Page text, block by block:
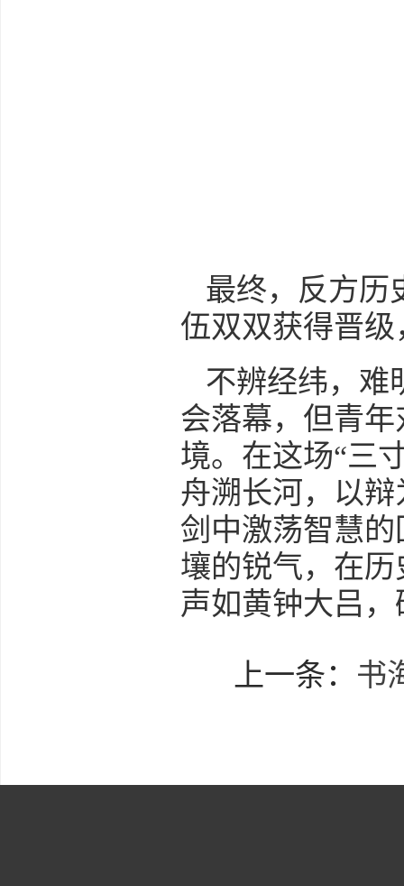
最终，反方历
伍双双获得晋
不辨经纬，难
会落幕，但青
境。在这场“三
舟溯长河，以
剑中激荡智慧
壤的锐气，在
声如黄钟大吕
上一条： 书